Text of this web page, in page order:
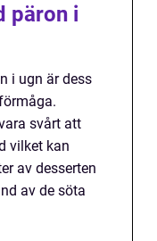
päron i
i ugn är dess
svårt att
vilket kan
av desserten
av de söta